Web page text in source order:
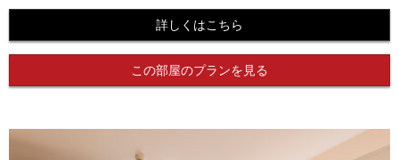
詳しくはこちら
この部屋のプランを見る